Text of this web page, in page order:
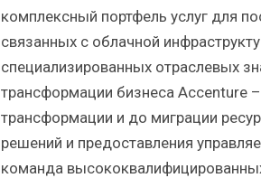
комплексный портфель услуг для
связанных с облачной
специализированных отраслевых
трансформации бизнеса Accenture –
трансформации и до миграции
решений и предоставления
команда